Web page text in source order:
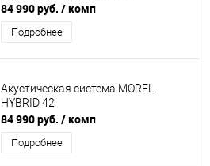
84 990 руб. / комп
Подробнее
Акустическая система MOREL
HYBRID 42
84 990 руб. / комп
Подробнее